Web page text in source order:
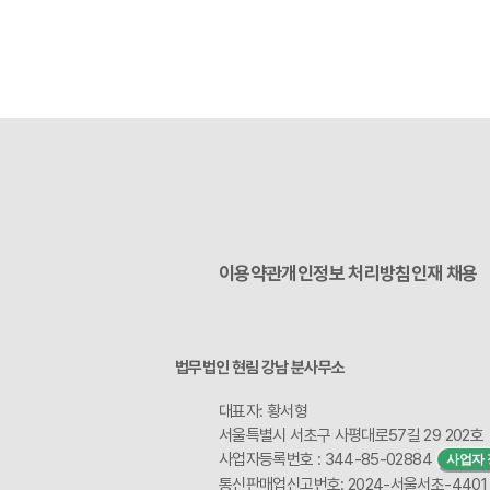
이용약관개인정보 처리방침인재 채용
법무법인 현림 강남 분사무소
대표자: 황서형
서울특별시 서초구 사평대로57길 29 202호
사업자등록번호 : 344-85-02884
사업자
통신판매업신고번호: 2024-서울서초-4401